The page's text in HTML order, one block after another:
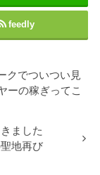
feedly
クでついつい見
ーの稼ぎってこ
ました
地再び